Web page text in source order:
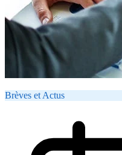
Brèves et Actus